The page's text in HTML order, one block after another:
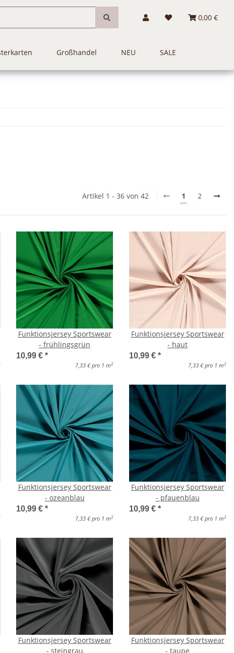
0,00 €
Großhandel NEU SALE
Artikel 1 - 36 von 42 1 2
Funktionsjersey Sportswear
- frühlingsgrün
10,99 € *
7,33 € pro 1 m2
Funktionsjersey Sportswear
- haut
10,99 € *
7,33 € pro 1 m2
Funktionsjersey Sportswear
- ozeanblau
10,99 € *
7,33 € pro 1 m2
Funktionsjersey Sportswear
- pfauenblau
10,99 € *
7,33 € pro 1 m2
Funktionsjersey Sportswear
- steingrau
Funktionsjersey Sportswear
- taupe